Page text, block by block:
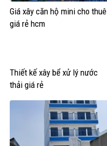
Giá xây căn hộ mini cho thuê
giá rẻ hcm
Thiết kế xây bể xử lý nước
thải giá rẻ